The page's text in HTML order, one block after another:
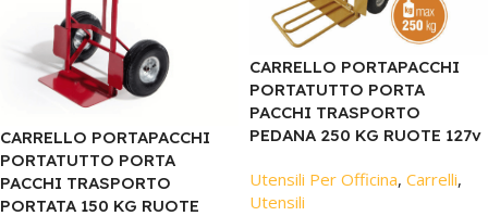
CARRELLO PORTAPACCHI
PORTATUTTO PORTA
PACCHI TRASPORTO
PORTATA 150 KG RUOTE
CARRELLO PORTAPACCHI
PORTATUTTO PORTA
PACCHI TRASPORTO
PEDANA 250 KG RUOTE 127v
Utensili Per Officina, Carrelli,
Utensili